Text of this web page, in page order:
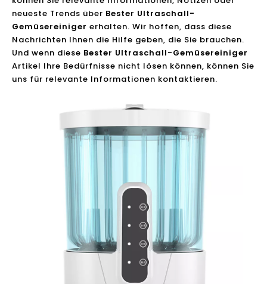
neueste Trends über Bester Ultraschall-
Gemüsereiniger erhalten. Wir hoffen, dass diese
Nachrichten Ihnen die Hilfe geben, die Sie brauchen.
Und wenn diese Bester Ultraschall-Gemüsereiniger
Artikel Ihre Bedürfnisse nicht lösen können, können Sie
uns für relevante Informationen kontaktieren.